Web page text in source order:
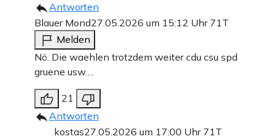
Antworten
Blauer Mond27.05.2026 um 15:12 Uhr 71T
Melden
Nö. Die waehlen trotzdem weiter cdu csu spd
gruene usw….
21
Antworten
kostas27.05.2026 um 17:00 Uhr 71T